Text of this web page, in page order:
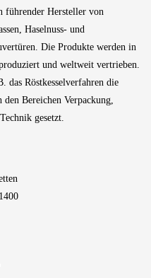
führender Hersteller von
Haselnuss- und
Die Produkte werden in
und weltweit vertrieben.
das Röstkesselverfahren die
Bereichen Verpackung,
gesetzt.